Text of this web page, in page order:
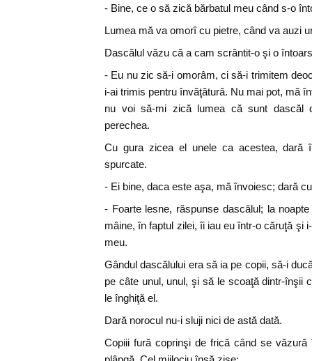
- Bine, ce o să zică bărbatul meu când s-o
Lumea mă va omorî cu pietre, când va auzi
Dascălul văzu că a cam scrântit-o şi o
- Eu nu zic să-i omorâm, ci să-i trimitem
i-ai trimis pentru învăţătură. Nu mai pot, mă
nu voi să-mi zică lumea că sunt dascăl
perechea.
Cu gura zicea el unele ca acestea, dară
spurcate.
- Ei bine, daca este aşa, mă învoiesc; dară
- Foarte lesne, răspunse dascălul; la
mâine, în faptul zilei, îi iau eu într-o căruţă şi
meu.
Gândul dascălului era să ia pe copii, să-i
pe câte unul, unul, şi să le scoaţă dintr-înşii
le înghiţă el.
Dară norocul nu-i sluji nici de astă dată.
Copiii fură coprinşi de frică când se